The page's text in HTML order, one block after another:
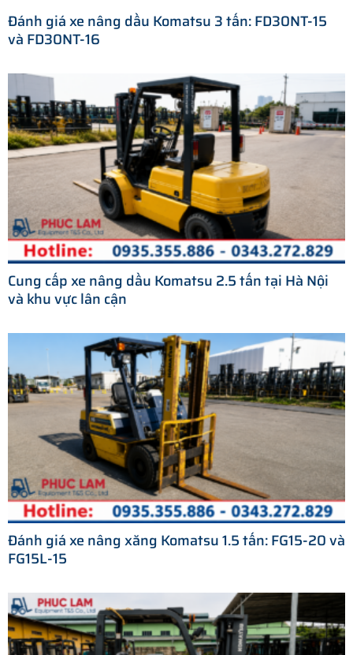
Đánh giá xe nâng dầu Komatsu 3 tấn: FD30NT-15
và FD30NT-16
Cung cấp xe nâng dầu Komatsu 2.5 tấn tại Hà Nội
và khu vực lân cận
Đánh giá xe nâng xăng Komatsu 1.5 tấn: FG15-20 và
FG15L-15